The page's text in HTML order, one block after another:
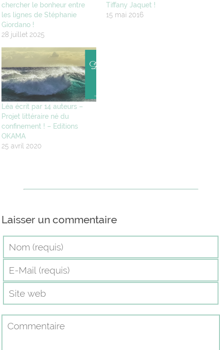
chercher le bonheur entre
les lignes de Stéphanie
Giordano !
28 juillet 2025
Tiffany Jaquet !
15 mai 2016
Léa écrit par 14 auteurs –
Projet littéraire né du
confinement ! – Editions
OKAMA
25 avril 2020
Laisser un commentaire